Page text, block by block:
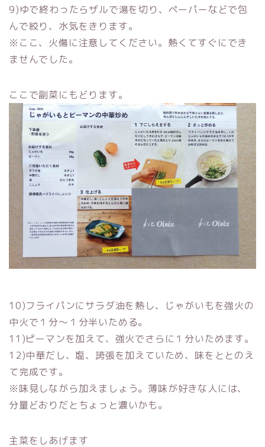
9)ゆで終わったらザルで湯を切り、ペーパーなどで包
んで絞り、水気をきります。
※ここ、火傷に注意してください。熱くてすぐにでき
ませんでした。
ここで副菜にもどります。
10)フライパンにサラダ油を熱し、じゃがいもを強火の
中火で１分〜１分半いためる。
11)ピーマンを加えて、強火でさらに１分いためます。
12)中華だし、塩、誇張を加えていため、味をととのえ
て完成です。
※味見しながら加えましょう。薄味が好きな人には、
分量どおりだとちょっと濃いかも。
主菜をしあげます